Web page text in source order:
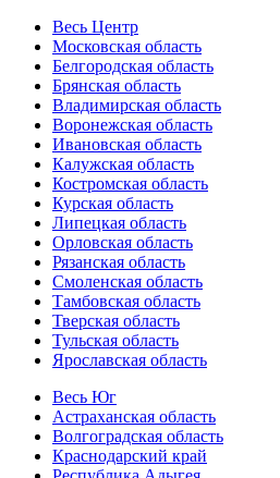
Весь Центр
Московская область
Белгородская область
Брянская область
Владимирская область
Воронежская область
Ивановская область
Калужская область
Костромская область
Курская область
Липецкая область
Орловская область
Рязанская область
Смоленская область
Тамбовская область
Тверская область
Тульская область
Ярославская область
Весь Юг
Астраханская область
Волгоградская область
Краснодарский край